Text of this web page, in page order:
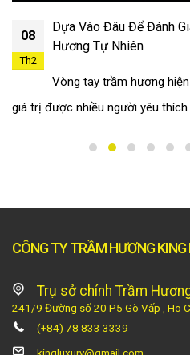
08
Th2
Dựa Vào Đâu Để Đánh
Hương Tự Nhiên
Vòng tay trầm hương
giá trị được nhiều người yêu thích
CÔNG TY TRẦM HƯƠNG KING
Trụ sở chính Trầm
241/9 Đường số 20 P5 Gò Vấp , Ho
(+84) 78 833 3339